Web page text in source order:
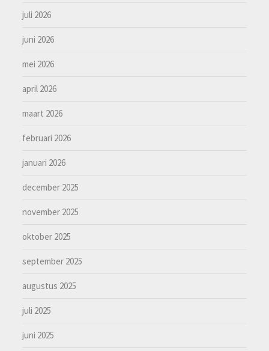
juli 2026
juni 2026
mei 2026
april 2026
maart 2026
februari 2026
januari 2026
december 2025
november 2025
oktober 2025
september 2025
augustus 2025
juli 2025
juni 2025